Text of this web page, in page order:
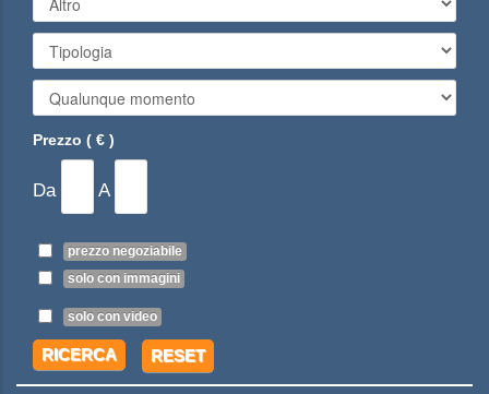
Prezzo ( € )
Da A
prezzo negoziabile
solo con immagini
solo con video
RICERCA RESET